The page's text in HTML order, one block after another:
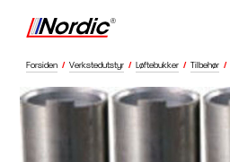
Forsiden / Verkstedutstyr / Løftebukker / Tilbehør /